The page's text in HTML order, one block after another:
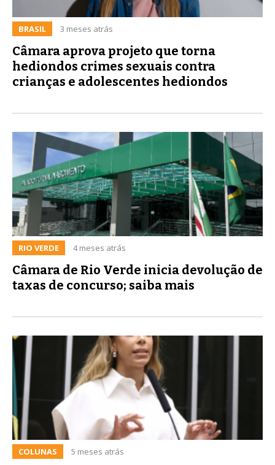
BRASIL 3 meses atrás
Câmara aprova projeto que torna
hediondos crimes sexuais contra
crianças e adolescentes hediondos
RIO VERDE 4 meses atrás
Câmara de Rio Verde inicia devolução de
taxas de concurso; saiba mais
COLUNAS 5 meses atrás